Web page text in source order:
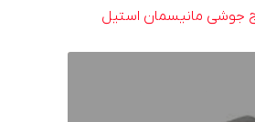
جوشی مانیسمان استیل